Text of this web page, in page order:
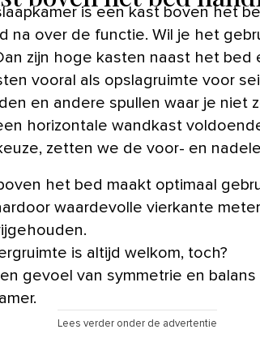
is een kast boven het
na over de functie. Wil je het
zijn hoge kasten naast het bed
vooral als opslagruimte voor
en andere spullen waar je niet
horizontale wandkast
zetten we de voor- en
het bed maakt optimaal
waardevolle vierkante
is altijd welkom, toch?
gevoel van symmetrie en
Lees verder onder de advertentie